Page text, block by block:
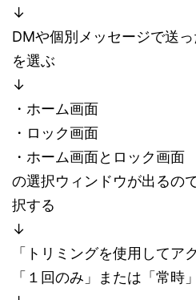
↓
DMや個別メッセージで送
を選ぶ
↓
・ホーム画面
・ロック画面
・ホーム画面とロック画面
の選択ウィンドウが出るの
択する
↓
「トリミングを使用してア
「１回のみ」または「常時